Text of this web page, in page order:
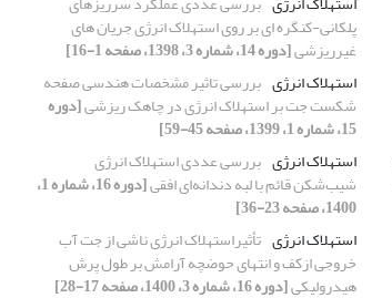
پلکانی-کنگره ای بر روی استهلاک انرژی جریان های
غیرریزشی[دوره 14، شماره 3، 1398، صفحه 1-16]
استهلاک انرژی بررسی تاثیر مشخصات هندسی صفحه
شکست جت بر استهلاک انرژی در چاهک ریزشی[دوره
15، شماره 1، 1399، صفحه 45-59]
استهلاک انرژی بررسی عددی استهلاک انرژی
شیب‌شکن قائم با لبه‌ دندانه‌ای افقی [دوره 16، شماره 1،
1400، صفحه 23-36]
استهلاک انرژی تأثیراستهلاک انرژی ناشی از جت آب
خروجی ازکف و انتهای حوضچه آرامش بر طول پرش
هیدرولیکی[دوره 16، شماره 3، 1400، صفحه 17-28]